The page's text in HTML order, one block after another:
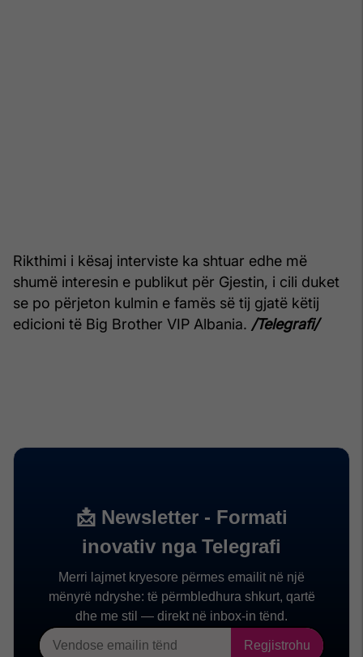
Rikthimi i kësaj interviste ka shtuar edhe më
shumë interesin e publikut për Gjestin, i cili duket
se po përjeton kulmin e famës së tij gjatë këtij
edicioni të Big Brother VIP Albania. /Telegrafi/